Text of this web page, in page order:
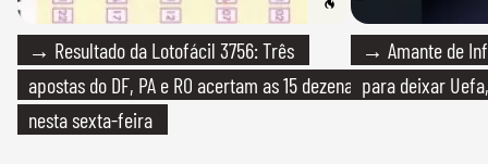
→ Resultado da Lotofácil 3756: Três
apostas do DF, PA e RO acertam as 15 dezenas
nesta sexta-feira
→ Amante de
para deixar